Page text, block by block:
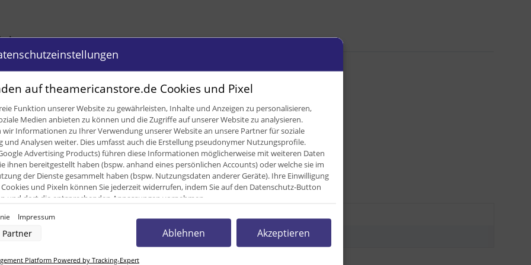
384,00 g
auf theamericanstore.de Cookies und Pixel
Funktion unserer Website zu gewährleisten, Inhalte und Anzeigen zu personalisieren,
Medien anbieten zu können und die Zugriffe auf unserer Website zu analysieren.
wir Informationen zu Ihrer Verwendung unserer Website an unsere Partner für soziale
und Analysen weiter. Dies umfasst auch die Erstellung pseudonymer Nutzungsprofile.
Advertising Products) führen diese Informationen möglicherweise mit weiteren Daten
ihnen bereitgestellt haben (bspw. anhand eines persönlichen Accounts) oder welche sie im
der Dienste gesammelt haben (bspw. Nutzungsdaten anderer Geräte). Ihre Einwilligung
und Pixeln können Sie jederzeit widerrufen, indem Sie auf den Datenschutz-Button
und dort die entsprechenden Anpassungen vornehmen.
durch unsere Partner:
Zugriff auf Informationen auf einem Endgerät
Daten zur Auswahl von Werbeanzeigen
für personalisierte Werbung
Impressum
Partner Ablehnen Akzeptieren
Platform Powered by Tracking-Expert